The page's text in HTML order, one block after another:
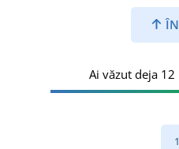
ÎN
Ai văzut deja
1